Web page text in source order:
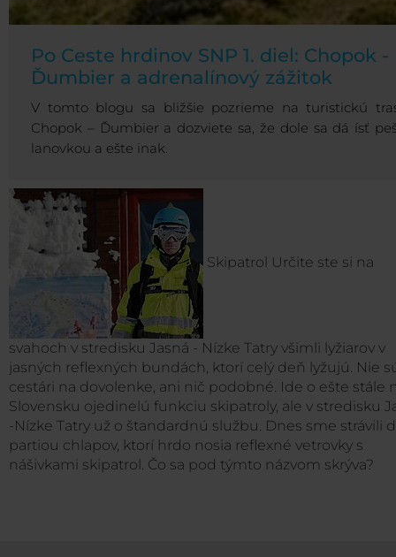
Po Ceste hrdinov SNP 1. diel: Chopok -
Ďumbier a adrenalínový zážitok
V tomto blogu sa bližšie pozrieme na turistickú
Chopok – Ďumbier a dozviete sa, že dole sa dá ísť
lanovkou a ešte inak.
Skipatrol Určite ste si na
svahoch v stredisku Jasná - Nízke Tatry všimli lyžiarov v
jasných reflexných bundách, ktorí celý deň lyžujú. Nie
cestári na dovolenke, ani nič podobné. Ide o ešte stále
Slovensku ojedinelú funkciu skipatroly, ale v stredisku
-Nízke Tatry už o štandardnú službu. Dnes sme strávili
partiou chlapov, ktorí hrdo nosia reflexné vetrovky s
nášivkami skipatrol. Čo sa pod týmto názvom skrýva?